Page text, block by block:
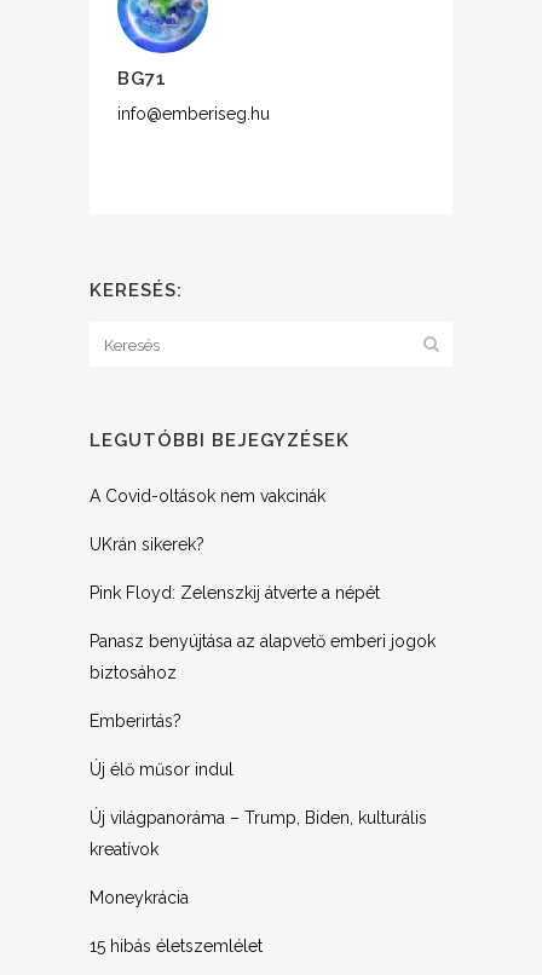
BG71
info@emberiseg.hu
KERESÉS:
LEGUTÓBBI BEJEGYZÉSEK
A Covid-oltások nem vakcinák
UKrán sikerek?
Pink Floyd: Zelenszkij átverte a népét
Panasz benyújtása az alapvető emberi jogok
biztosához
Emberirtás?
Új élő műsor indul
Új világpanoráma – Trump, Biden, kulturális
kreatívok
Moneykrácia
15 hibás életszemlélet